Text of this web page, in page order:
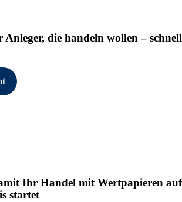
Anleger, die handeln wollen – schnell
Ihr Handel mit Wertpapieren auf
startet